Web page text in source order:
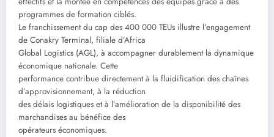
programmes de formation ciblés.
Le franchissement du cap des 400 000 TEUs illustre l’engagement
de Conakry Terminal, filiale d’Africa
Global Logistics (AGL), à accompagner durablement la dynamique
économique nationale. Cette
performance contribue directement à la fluidification des chaînes
d’approvisionnement, à la réduction
des délais logistiques et à l’amélioration de la disponibilité des
marchandises au bénéfice des
opérateurs économiques.